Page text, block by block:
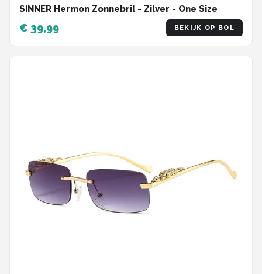
SINNER Hermon Zonnebril - Zilver - One Size
€ 39,99 BEKIJK OP BOL